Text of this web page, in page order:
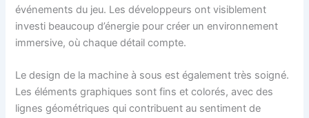
événements du jeu. Les développeurs ont visiblement
investi beaucoup d’énergie pour créer un environnement
immersive, où chaque détail compte.
Le design de la machine à sous est également très soigné.
Les éléments graphiques sont fins et colorés, avec des
lignes géométriques qui contribuent au sentiment de